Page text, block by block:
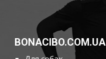
BONACIBO.COM.UA